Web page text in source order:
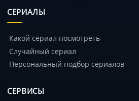
СЕРИАЛЫ
Какой сериал посмотреть
Случайный сериал
Персональный подбор сериалов
СЕРВИСЫ